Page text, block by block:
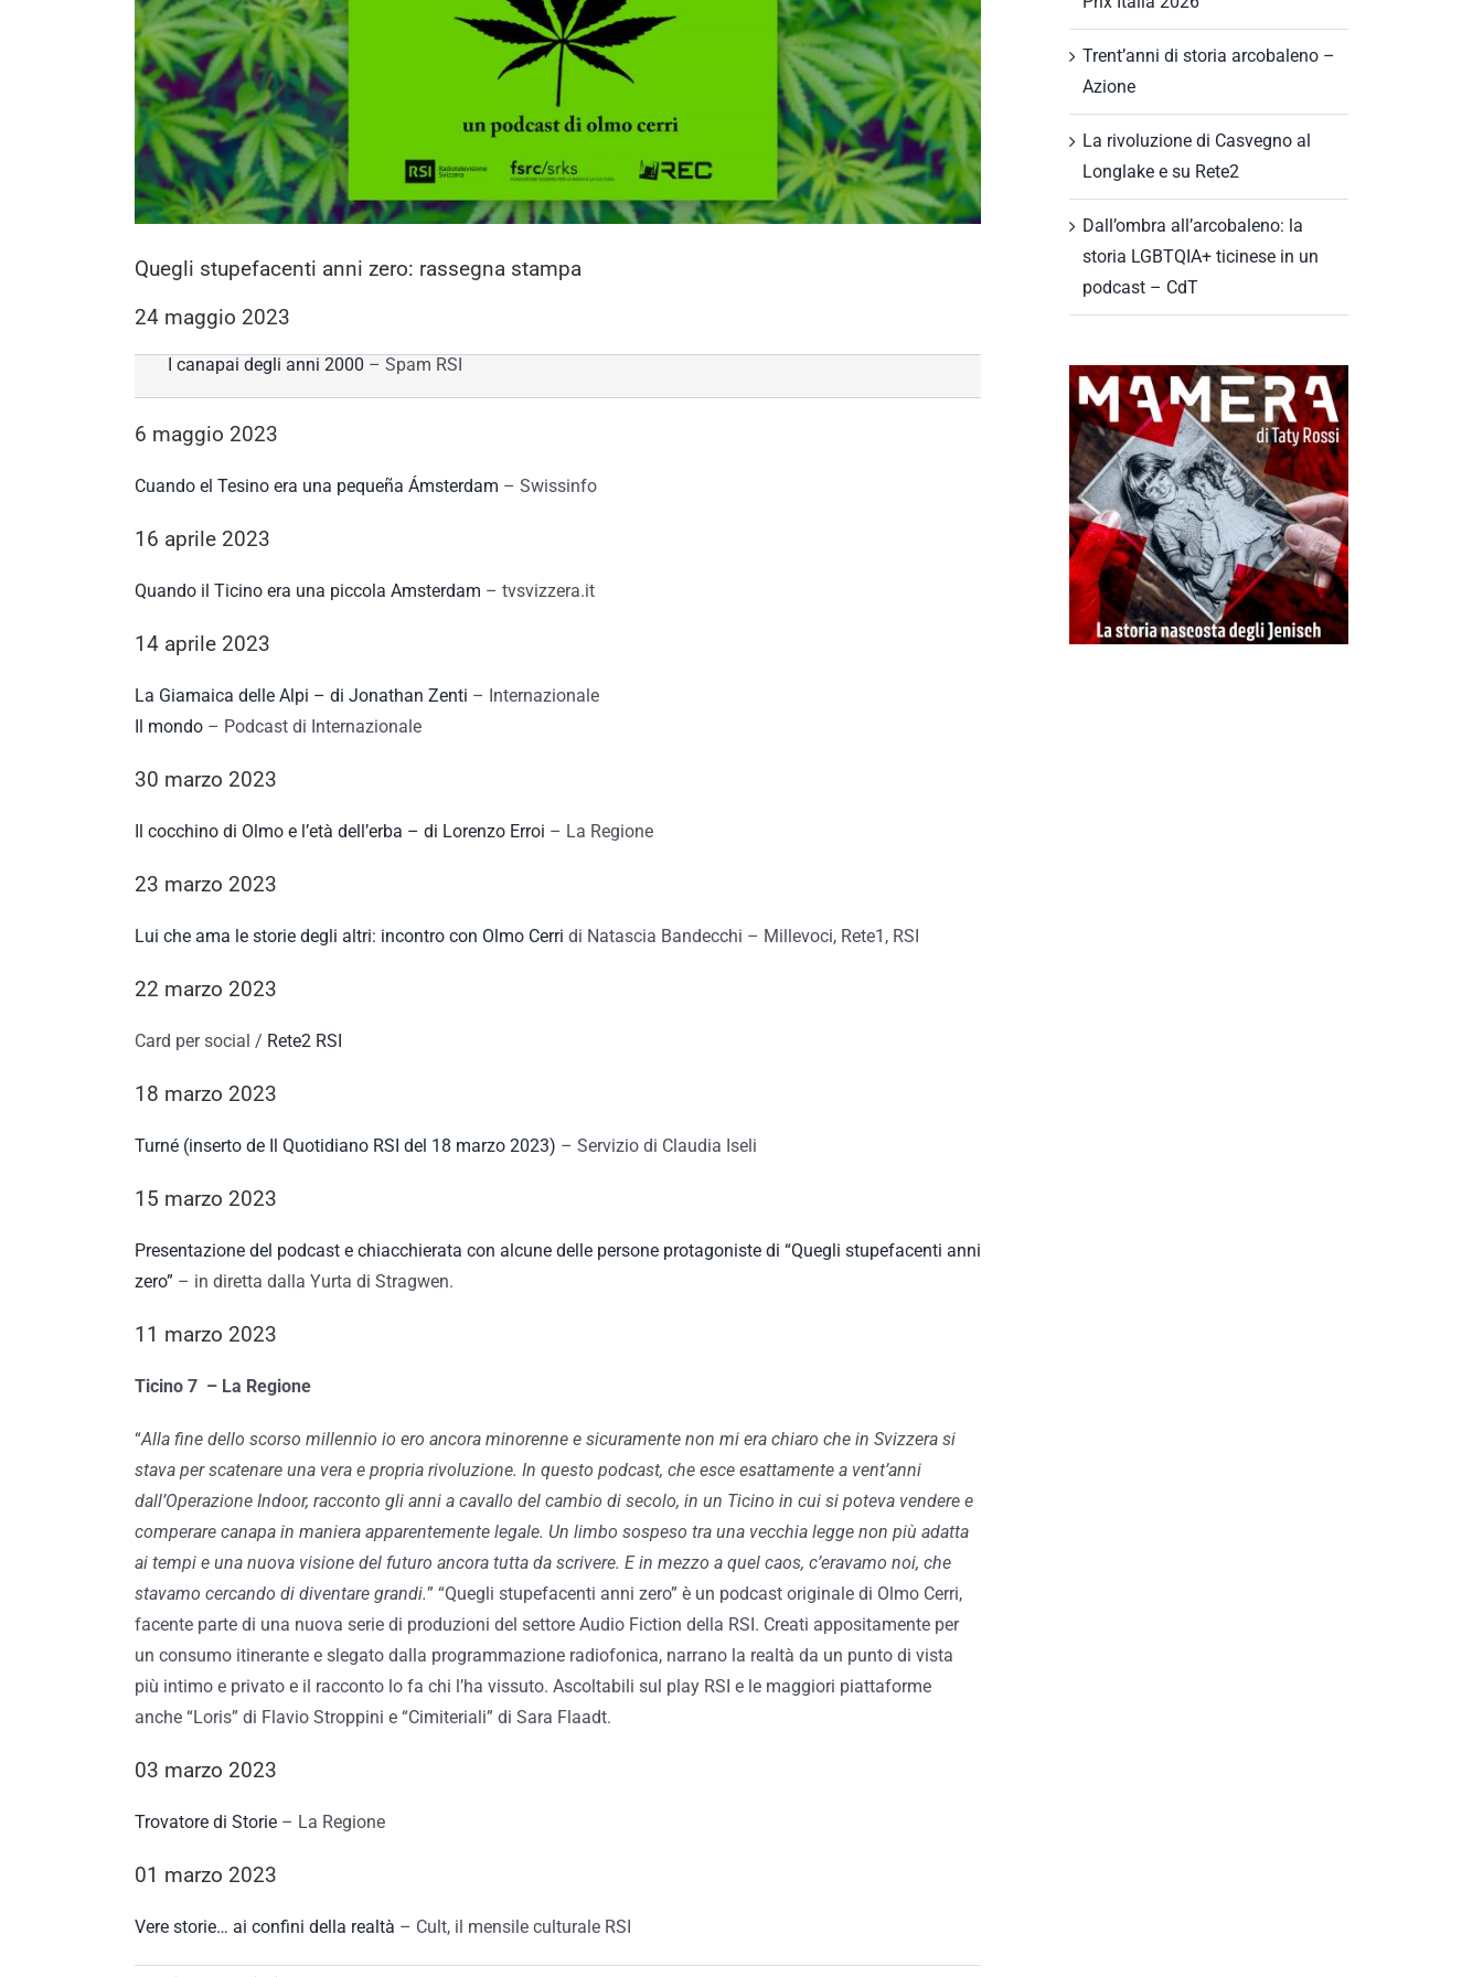
Quegli stupefacenti anni zero: rassegna stampa
24 maggio 2023
I canapai degli anni 2000 – Spam RSI
6 maggio 2023
Cuando el Tesino era una pequeña Ámsterdam – Swissinfo
16 aprile 2023
Quando il Ticino era una piccola Amsterdam – tvsvizzera.it
14 aprile 2023
La Giamaica delle Alpi – di Jonathan Zenti – Internazionale
Il mondo – Podcast di Internazionale
30 marzo 2023
Il cocchino di Olmo e l’età dell’erba – di Lorenzo Erroi – La Regione
23 marzo 2023
Lui che ama le storie degli altri: incontro con Olmo Cerri di Natascia Bandecchi – Millevoci, Rete1, RSI
22 marzo 2023
Card per social / Rete2 RSI
18 marzo 2023
Turné (inserto de Il Quotidiano RSI del 18 marzo 2023) – Servizio di Claudia Iseli
15 marzo 2023
Presentazione del podcast e chiacchierata con alcune delle persone protagoniste di “Quegli stupefacenti anni
zero” – in diretta dalla Yurta di Stragwen.
11 marzo 2023
Ticino 7 – La Regione
“Alla fine dello scorso millennio io ero ancora minorenne e sicuramente non mi era chiaro che in Svizzera si
stava per scatenare una vera e propria rivoluzione. In questo podcast, che esce esattamente a vent’anni
dall’Operazione Indoor, racconto gli anni a cavallo del cambio di secolo, in un Ticino in cui si poteva vendere e
comperare canapa in maniera apparentemente legale. Un limbo sospeso tra una vecchia legge non più adatta
ai tempi e una nuova visione del futuro ancora tutta da scrivere. E in mezzo a quel caos, c’eravamo noi, che
stavamo cercando di diventare grandi.” “Quegli stupefacenti anni zero” è un podcast originale di Olmo Cerri,
facente parte di una nuova serie di produzioni del settore Audio Fiction della RSI. Creati appositamente per
un consumo itinerante e slegato dalla programmazione radiofonica, narrano la realtà da un punto di vista
più intimo e privato e il racconto lo fa chi l’ha vissuto. Ascoltabili sul play RSI e le maggiori piattaforme
anche “Loris” di Flavio Stroppini e “Cimiteriali” di Sara Flaadt.
03 marzo 2023
Trovatore di Storie – La Regione
01 marzo 2023
Vere storie… ai confini della realtà – Cult, il mensile culturale RSI
Trent’anni di storia arcobaleno –
Azione
La rivoluzione di Casvegno al
Longlake e su Rete2
Dall’ombra all’arcobaleno: la
storia LGBTQIA+ ticinese in un
podcast – CdT